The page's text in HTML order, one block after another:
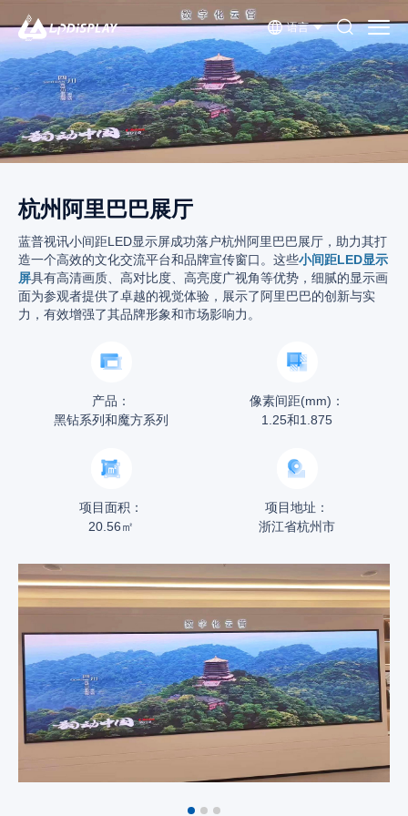
语言
杭州阿里巴巴展厅
蓝普视讯小间距LED显示屏成功落户杭州阿里巴巴展厅，助力其打
造一个高效的文化交流平台和品牌宣传窗口。这些小间距LED显示
屏具有高清画质、高对比度、高亮度广视角等优势，细腻的显示画
面为参观者提供了卓越的视觉体验，展示了阿里巴巴的创新与实
力，有效增强了其品牌形象和市场影响力。
产品：
黑钻系列和魔方系列
像素间距(mm)：
1.25和1.875
项目面积：
20.56㎡
项目地址：
浙江省杭州市